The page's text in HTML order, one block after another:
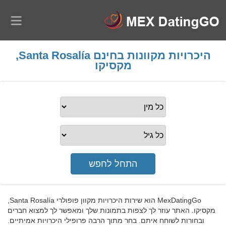
היכרויות מקוונות בחינם Santa Rosalía,
מקסיקו
מקסיקו. האתר עוזר לך לצפות בתמונות שלך ומאפשר לך למצוא חברים
ובחורות לשוחח איתם. בחר מתוך הרבה פרופילי היכרויות אמיתיים.